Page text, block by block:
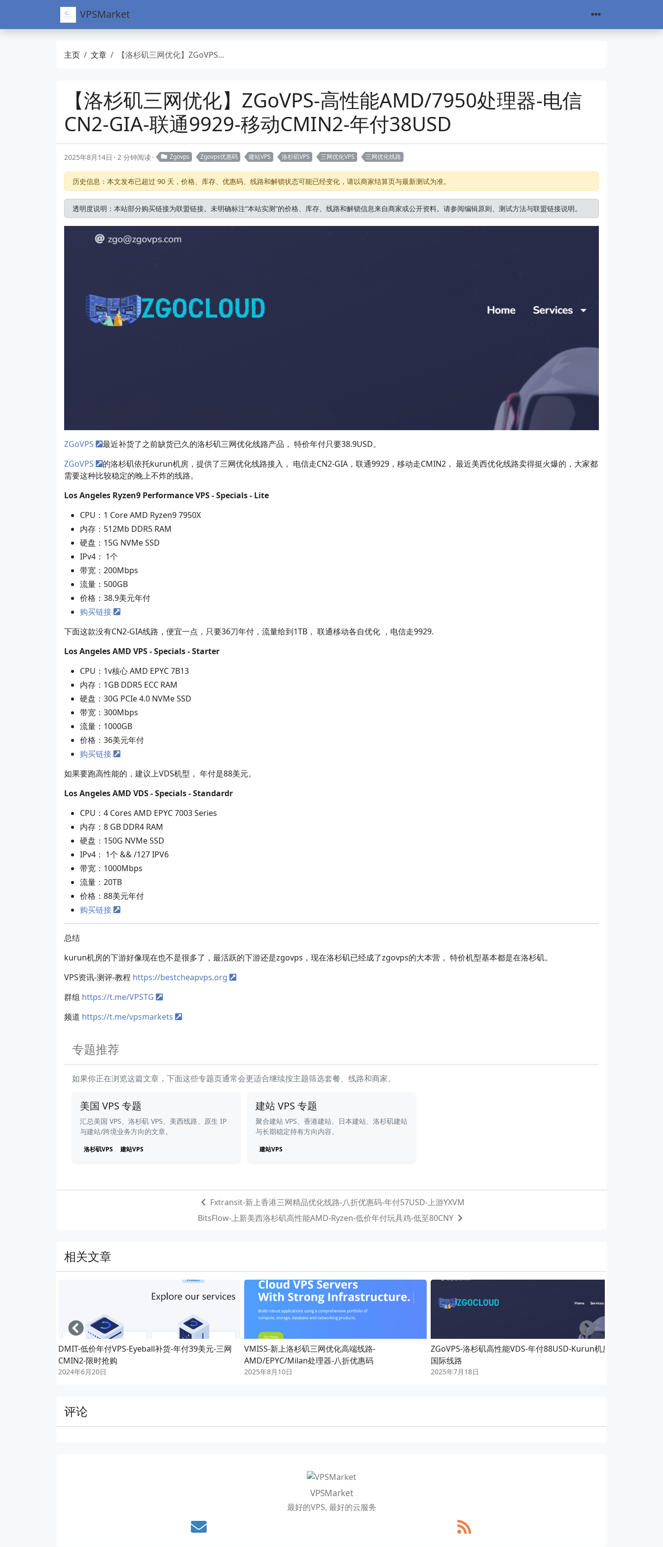
VPSMarket
主页 文章 【洛杉矶三网优化】ZGoVPS-高性能AMD/7950处理器-电信CN2-GIA-联通9929-移动CMIN2-年付38USD
【洛杉矶三网优化】ZGoVPS-高性能AMD/7950处理器-电信
CN2-GIA-联通9929-移动CMIN2-年付38USD
2025年8月14日 2 分钟阅读 Zgovps Zgovps优惠码 建站VPS 洛杉矶VPS 三网优化VPS 三网优化线路
历史信息：本文发布已超过 90 天，价格、库存、优惠码、线路和解锁状态可能已经变化，请以商家结算页与最新测试为准。
透明度说明：本站部分购买链接为联盟链接。未明确标注“本站实测”的价格、库存、线路和解锁信息来自商家或公开资料。请参阅编辑原则、 测试方法与联盟链接说明。
ZGoVPS
最近补货了之前缺货已久的洛杉矶三网优化线路产品， 特价年付只要38.9USD。
ZGoVPS
的洛杉矶依托kurun机房，提供了三网优化线路接入， 电信走CN2-GIA，联通9929，移动走CMIN2， 最近美西优化线路卖得挺火爆的，大家都
需要这种比较稳定的晚上不炸的线路。
Los Angeles Ryzen9 Performance VPS - Specials - Lite
CPU：1 Core AMD Ryzen9 7950X
内存：512Mb DDR5 RAM
硬盘：15G NVMe SSD
IPv4： 1个
带宽：200Mbps
流量：500GB
价格：38.9美元年付
购买链接
下面这款没有CN2-GIA线路，便宜一点，只要36刀年付，流量给到1TB， 联通移动各自优化 ，电信走9929.
Los Angeles AMD VPS - Specials - Starter
CPU：1v核心 AMD EPYC 7B13
内存：1GB DDR5 ECC RAM
硬盘：30G PCIe 4.0 NVMe SSD
带宽：300Mbps
流量：1000GB
价格：36美元年付
购买链接
如果要跑高性能的，建议上VDS机型， 年付是88美元。
Los Angeles AMD VDS - Specials - Standardr
CPU：4 Cores AMD EPYC 7003 Series
内存：8 GB DDR4 RAM
硬盘：150G NVMe SSD
IPv4： 1个 && /127 IPV6
带宽：1000Mbps
流量：20TB
价格：88美元年付
购买链接
总结
kurun机房的下游好像现在也不是很多了，最活跃的下游还是zgovps，现在洛杉矶已经成了zgovps的大本营， 特价机型基本都是在洛杉矶。
VPS资讯-测评-教程 https://bestcheapvps.org
群组 https://t.me/VPSTG
频道 https://t.me/vpsmarkets
专题推荐
如果你正在浏览这篇文章，下面这些专题页通常会更适合继续按主题筛选套餐、线路和商家。
美国 VPS 专题
汇总美国 VPS、洛杉矶 VPS、美西线路、原生 IP
与建站/跨境业务方向的文章。
洛杉矶VPS 建站VPS
建站 VPS 专题
聚合建站 VPS、香港建站、日本建站、洛杉矶建站
与长期稳定持有方向内容。
建站VPS
Fxtransit-新上香港三网精品优化线路-八折优惠码-年付57USD-上游YXVM
BitsFlow-上新美西洛杉矶高性能AMD-Ryzen-低价年付玩具鸡-低至80CNY
相关文章
DMIT-低价年付VPS-Eyeball补货-年付39美元-三网
CMIN2-限时抢购
2024年6月20日
VMISS-新上洛杉矶三网优化高端线路-
AMD/EPYC/Milan处理器-八折优惠码
2025年8月10日
ZGoVPS-洛杉矶高性能VDS-年付88USD-Kurun机房-
国际线路
2025年7月18日
Left
评论
VPSMarket
最好的VPS, 最好的云服务